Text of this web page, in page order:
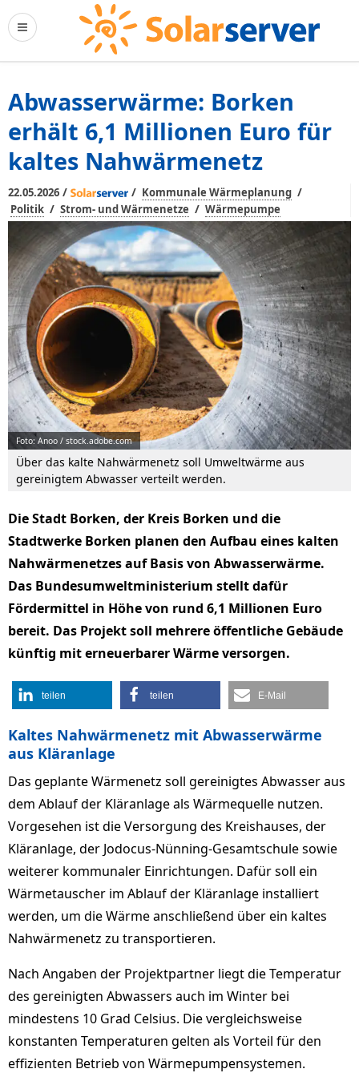
Abwasserwärme: Borken
erhält 6,1 Millionen Euro für
kaltes Nahwärmenetz
22.05.2026 / / Kommunale Wärmeplanung /
Politik / Strom- und Wärmenetze / Wärmepumpe
Foto: Anoo / stock.adobe.com
Über das kalte Nahwärmenetz soll Umweltwärme aus
gereinigtem Abwasser verteilt werden.
Die Stadt Borken, der Kreis Borken und die
Stadtwerke Borken planen den Aufbau eines kalten
Nahwärmenetzes auf Basis von Abwasserwärme.
Das Bundesumweltministerium stellt dafür
Fördermittel in Höhe von rund 6,1 Millionen Euro
bereit. Das Projekt soll mehrere öffentliche Gebäude
künftig mit erneuerbarer Wärme versorgen.
teilen teilen E-Mail
Kaltes Nahwärmenetz mit Abwasserwärme
aus Kläranlage
Das geplante Wärmenetz soll gereinigtes Abwasser aus
dem Ablauf der Kläranlage als Wärmequelle nutzen.
Vorgesehen ist die Versorgung des Kreishauses, der
Kläranlage, der Jodocus-Nünning-Gesamtschule sowie
weiterer kommunaler Einrichtungen. Dafür soll ein
Wärmetauscher im Ablauf der Kläranlage installiert
werden, um die Wärme anschließend über ein kaltes
Nahwärmenetz zu transportieren.
Nach Angaben der Projektpartner liegt die Temperatur
des gereinigten Abwassers auch im Winter bei
mindestens 10 Grad Celsius. Die vergleichsweise
konstanten Temperaturen gelten als Vorteil für den
effizienten Betrieb von Wärmepumpensystemen.